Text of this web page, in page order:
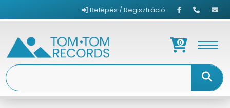
Belépés / Regisztráció
0